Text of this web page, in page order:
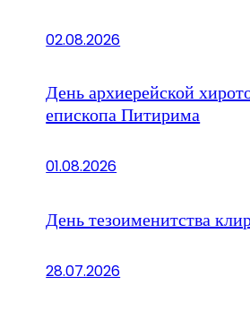
02.08.2026
День архиерейской
епископа Питирима
01.08.2026
День тезоименитства
28.07.2026